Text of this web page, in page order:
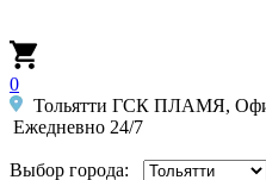
0
Тольятти ГСК ПЛАМЯ,
Ежедневно 24/7
Выбор города: